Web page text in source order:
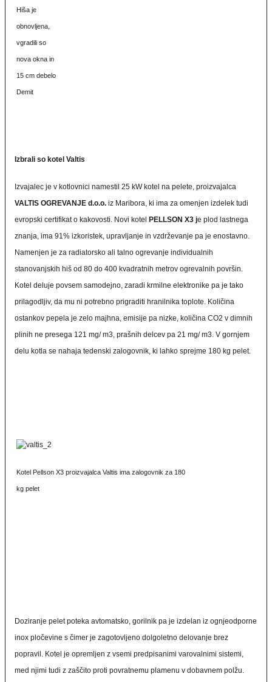
Hiša je
obnovljena,
vgradili so
nova okna in
15 cm debelo
Demit
Izbrali so kotel Valtis
Izvajalec je v kotlovnici namestil 25 kW kotel na pelete, proizvajalca
VALTIS OGREVANJE d.o.o. iz Maribora, ki ima za omenjen izdelek tudi
evropski certifikat o kakovosti. Novi kotel
PELLSON X3 je plod lastnega
znanja, ima 91% izkoristek, upravljanje in vzdrževanje pa je enostavno.
Namenjen je za radiatorsko ali talno ogrevanje individualnih
stanovanjskih hiš od 80 do 400 kvadratnih metrov ogrevalnih površin.
Kotel deluje povsem samodejno, zaradi krmilne elektronike pa je tako
prilagodljiv, da mu ni potrebno prigraditi hranilnika toplote. Količina
ostankov pepela je zelo majhna, emisije pa nizke, količina CO2 v dimnih
plinih ne presega 121 mg/ m3, prašnih delcev pa 21 mg/ m3. V gornjem
delu kotla se nahaja tedenski zalogovnik, ki lahko sprejme 180 kg pelet.
Kotel Pellson X3 proizvajalca Valtis ima zalogovnik za 180
kg pelet
Doziranje pelet poteka avtomatsko, gorilnik pa je izdelan iz ognjeodporne
inox pločevine s čimer je zagotovljeno dolgoletno delovanje brez
popravil. Kotel je opremljen z vsemi predpisanimi varovalnimi sistemi,
med njimi tudi z zaščito proti povratnemu plamenu v dobavnem polžu.